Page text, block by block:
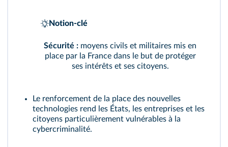
Notion-clé
Sécurité : moyens civils et militaires mis en
place par la France dans le but de protéger
ses intérêts et ses citoyens.
Le renforcement de la place des nouvelles
technologies rend les États, les entreprises et les
citoyens particulièrement vulnérables à la
cybercriminalité.